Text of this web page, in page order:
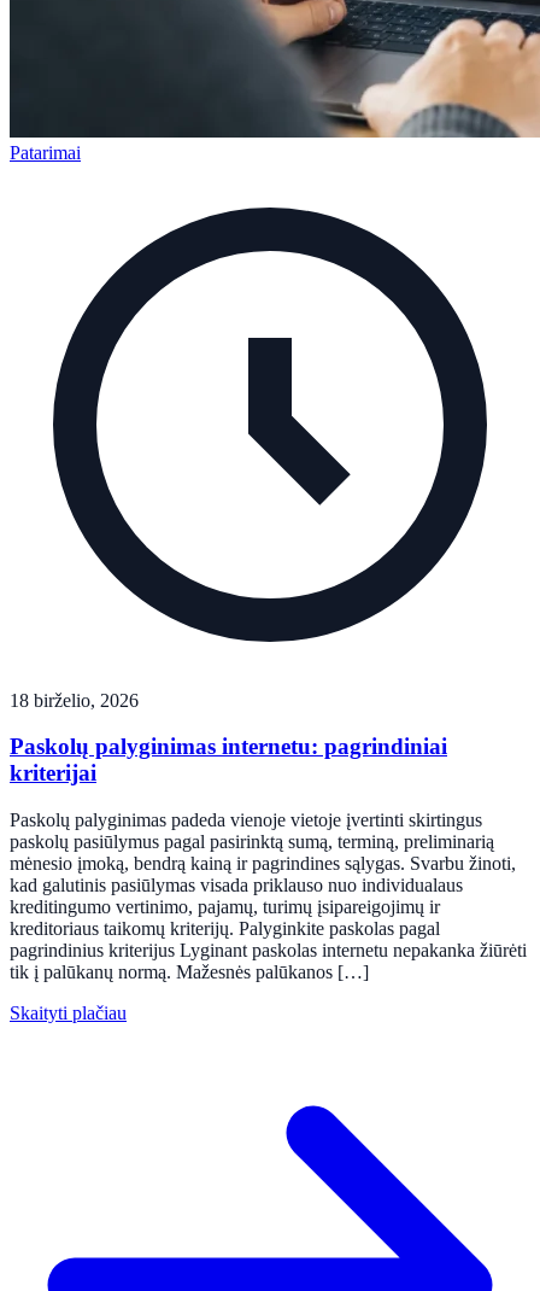
Patarimai
18 birželio, 2026
Paskolų palyginimas internetu: pagrindiniai
kriterijai
Paskolų palyginimas padeda vienoje vietoje įvertinti skirtingus
paskolų pasiūlymus pagal pasirinktą sumą, terminą, preliminarią
mėnesio įmoką, bendrą kainą ir pagrindines sąlygas. Svarbu žinoti,
kad galutinis pasiūlymas visada priklauso nuo individualaus
kreditingumo vertinimo, pajamų, turimų įsipareigojimų ir
kreditoriaus taikomų kriterijų. Palyginkite paskolas pagal
pagrindinius kriterijus Lyginant paskolas internetu nepakanka žiūrėti
tik į palūkanų normą. Mažesnės palūkanos […]
Skaityti plačiau